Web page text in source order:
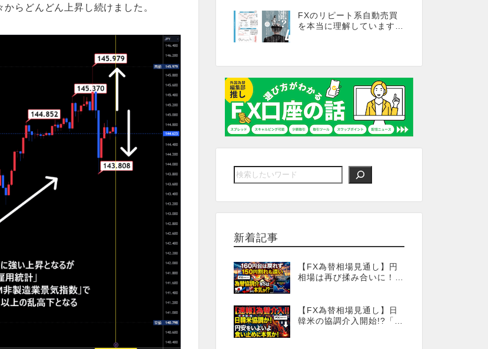
らどんどん上昇し続けました。
FXのリピート系自動売買
を本当に理解しています
新着記事
【FX為替相場見通し】円
相場は再び揉み合いに！
【FX為替相場見通し】日
韓米の協調介入開始!?「為